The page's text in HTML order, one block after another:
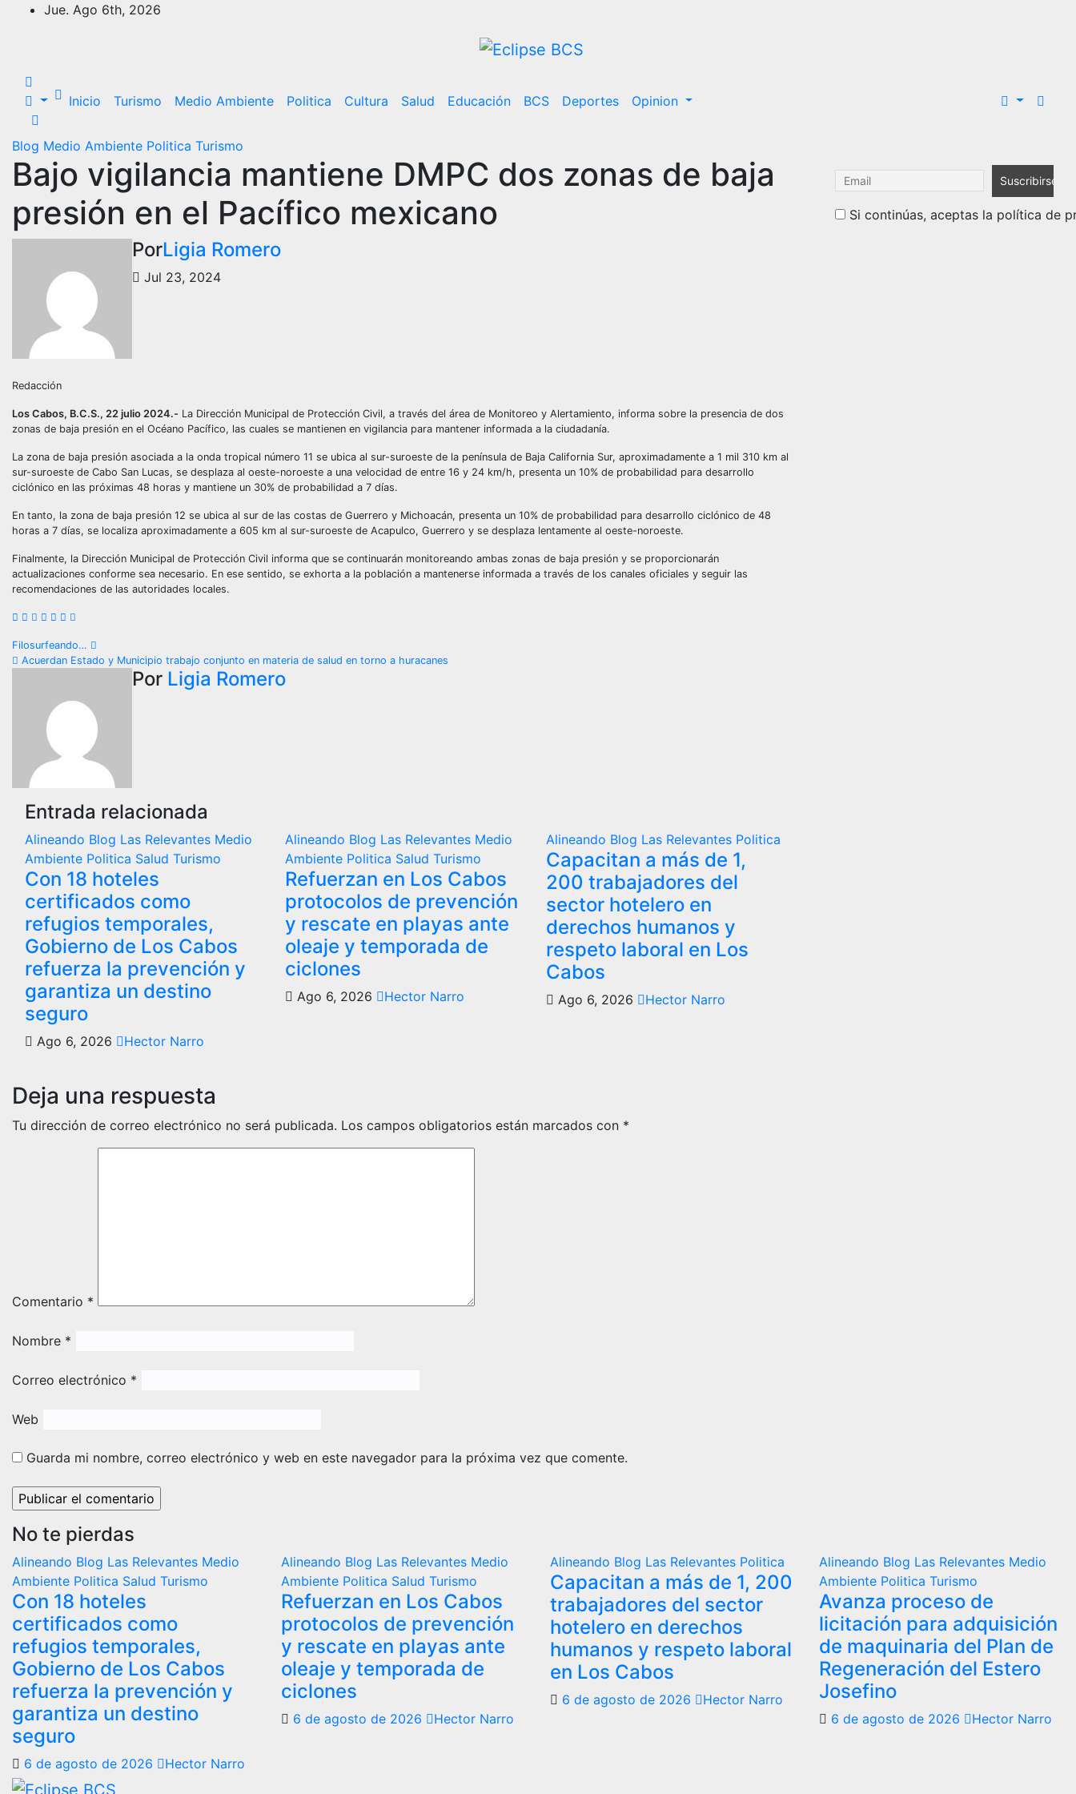
Saltar Jue. Ago 6th, 2026
Inicio Turismo Medio Ambiente Politica Cultura Salud Educación BCS Deportes Opinion
Blog Medio Ambiente Politica Turismo
Bajo vigilancia mantiene DMPC dos zonas de baja
presión en el Pacífico mexicano
PorLigia Romero
Jul 23, 2024
Redacción
Los Cabos, B.C.S., 22 julio 2024.- La Dirección Municipal de Protección Civil, a través del área de Monitoreo y Alertamiento, informa sobre la presencia de dos
zonas de baja presión en el Océano Pacífico, las cuales se mantienen en vigilancia para mantener informada a la ciudadanía.
La zona de baja presión asociada a la onda tropical número 11 se ubica al sur-suroeste de la península de Baja California Sur, aproximadamente a 1 mil 310 km al
sur-suroeste de Cabo San Lucas, se desplaza al oeste-noroeste a una velocidad de entre 16 y 24 km/h, presenta un 10% de probabilidad para desarrollo
ciclónico en las próximas 48 horas y mantiene un 30% de probabilidad a 7 días.
En tanto, la zona de baja presión 12 se ubica al sur de las costas de Guerrero y Michoacán, presenta un 10% de probabilidad para desarrollo ciclónico de 48
horas a 7 días, se localiza aproximadamente a 605 km al sur-suroeste de Acapulco, Guerrero y se desplaza lentamente al oeste-noroeste.
Finalmente, la Dirección Municipal de Protección Civil informa que se continuarán monitoreando ambas zonas de baja presión y se proporcionarán
actualizaciones conforme sea necesario. En ese sentido, se exhorta a la población a mantenerse informada a través de los canales oficiales y seguir las
recomendaciones de las autoridades locales.
Navegación
entradas
Filosurfeando…
Acuerdan Estado y Municipio trabajo conjunto en materia de salud en torno a huracanes
Por Ligia Romero
Entrada relacionada
Alineando Blog Las Relevantes Medio
Ambiente Politica Salud Turismo
Con 18 hoteles
certificados como
refugios temporales,
Gobierno de Los Cabos
refuerza la prevención y
garantiza un destino
seguro
Ago 6, 2026 Hector Narro
Alineando Blog Las Relevantes Medio
Ambiente Politica SaludTurismo
Refuerzan en Los Cabos
protocolos de prevención
y rescate en playas ante
oleaje y temporada de
ciclones
Ago 6, 2026 Hector Narro
Alineando Blog Las Relevantes Politica
Capacitan a más de 1,
200 trabajadores del
sector hotelero en
derechos humanos y
respeto laboral en Los
Cabos
Ago 6, 2026 Hector Narro
Deja una respuesta
Tu dirección de correo electrónico no será publicada. Los campos obligatorios están marcados con *
Comentario *
Nombre *
Correo electrónico *
Web
Guarda mi nombre, correo electrónico y web en este navegador para la próxima vez que comente.
Si continúas, aceptas la política de
No te pierdas
Alineando Blog Las Relevantes Medio
Ambiente Politica Salud Turismo
Con 18 hoteles
certificados como
refugios temporales,
Gobierno de Los Cabos
refuerza la prevención y
garantiza un destino
seguro
6 de agosto de 2026 Hector Narro
Alineando Blog Las Relevantes Medio
Ambiente Politica Salud Turismo
Refuerzan en Los Cabos
protocolos de prevención
y rescate en playas ante
oleaje y temporada de
ciclones
6 de agosto de 2026 Hector Narro
Alineando Blog Las Relevantes Politica
Capacitan a más de 1, 200
trabajadores del sector
hotelero en derechos
humanos y respeto laboral
en Los Cabos
6 de agosto de 2026 Hector Narro
Alineando Blog Las Relevantes Medio
Ambiente Politica Turismo
Avanza proceso de
licitación para adquisición
de maquinaria del Plan de
Regeneración del Estero
Josefino
6 de agosto de 2026 Hector Narro